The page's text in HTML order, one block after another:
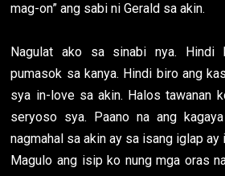
mag-on” ang sabi ni Gerald sa akin.
Nagulat ako sa sinabi nya. Hindi
pumasok sa kanya. Hindi biro ang
sya in-love sa akin. Halos tawanan
seryoso sya. Paano na ang
nagmahal sa akin ay sa isang iglap ay
Magulo ang isip ko nung mga oras